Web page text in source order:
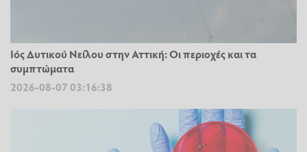
Ιός Δυτικού Νείλου στην Αττική: Οι περιοχές και τα
συμπτώματα
2026-08-07 03:16:38